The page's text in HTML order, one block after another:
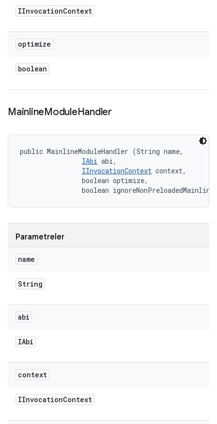
IInvocationContext
optimize
boolean
MainlineModuleHandler
public MainlineModuleHandler (String name,
IAbi abi,
IInvocationContext context,
                boolean optimize,
boolean
Parametreler
name
String
abi
IAbi
context
IInvocationContext